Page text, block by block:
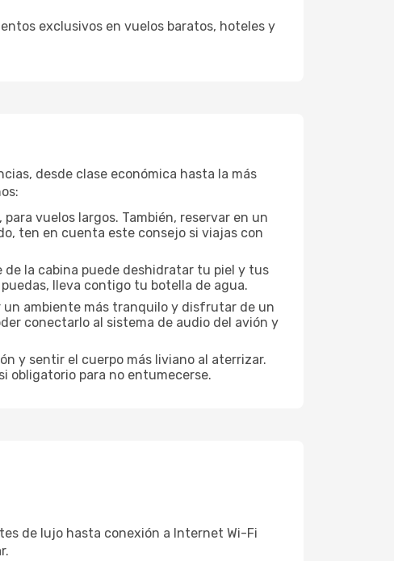
exclusivos en vuelos baratos, hoteles y
desde clase económica hasta la más
vuelos largos. También, reservar en un
ten en cuenta este consejo si viajas con
la cabina puede deshidratar tu piel y tus
lleva contigo tu botella de agua.
un ambiente más tranquilo y disfrutar de un
conectarlo al sistema de audio del avión y
y sentir el cuerpo más liviano al aterrizar.
obligatorio para no entumecerse.
de lujo hasta conexión a Internet Wi-Fi